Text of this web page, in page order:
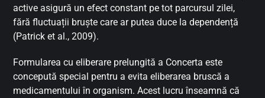
active asigură un efect constant pe tot parcursul zilei,
fără fluctuații bruște care ar putea duce la dependență
(Patrick et al., 2009).
Formularea cu eliberare prelungită a Concerta este
concepută special pentru a evita eliberarea bruscă a
medicamentului în organism. Acest lucru înseamnă că